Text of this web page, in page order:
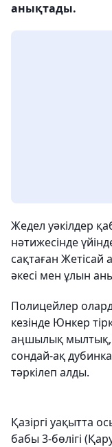
анықтады.
Жедел уәкілдер
нәтижесінде
сақтаған Жетісай
әкесі мен ұлын
Полицейлер
кезінде Юнкер
аңшылық мылтық,
сондай-ақ
тәркілеп алды.
Қазіргі уақытта
бабы 3-бөлігі